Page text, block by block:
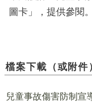
圖卡」，提供參閱。
檔案下載（或附件
兒童事故傷害防制宣